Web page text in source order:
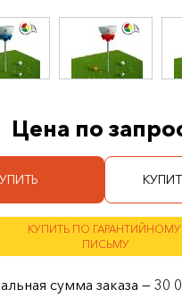
Цена по
КУПИТЬ ПО ГАРАНТИЙНОМУ
ПИСЬМУ
сумма заказа — 30